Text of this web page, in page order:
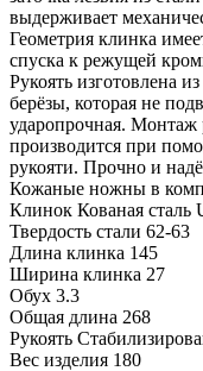
выдерживает
Геометрия клинка
спуска к режущей
Рукоять изготовлена
берёзы, которая не
ударопрочная. Монтаж
производится при
рукояти. Прочно и
Кожаные ножны в
Клинок Кованая сталь
Твердость стали 62-63
Длина клинка 145
Ширина клинка 27
Обух 3.3
Общая длина 268
Рукоять
Вес изделия 180